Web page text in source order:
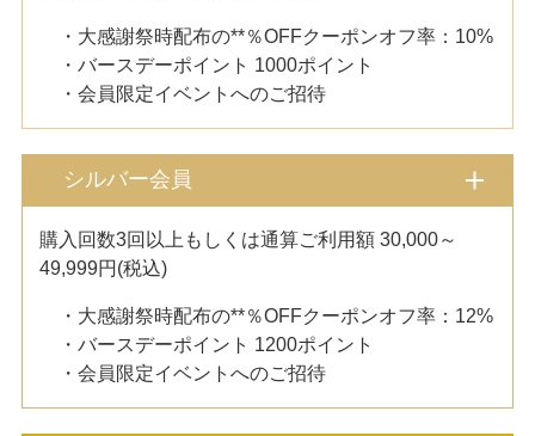
・大感謝祭時配布の**％OFFクーポンオフ率：10%
・バースデーポイント 1000ポイント
・会員限定イベントへのご招待
シルバー会員
購入回数3回以上もしくは通算ご利用額 30,000～
49,999円(税込)
・大感謝祭時配布の**％OFFクーポンオフ率：12%
・バースデーポイント 1200ポイント
・会員限定イベントへのご招待